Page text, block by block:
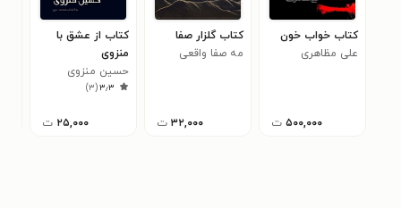
کتاب خواب خون
علی مظاهری
۵۰۰,۰۰۰ ت
کتاب گلزار صفا
مه صفا واقعی
۳۲,۰۰۰ ت
کتاب از عشق با
منزوی
حسین منزوی
۳٫۳(۳)
۲۵,۰۰۰ ت